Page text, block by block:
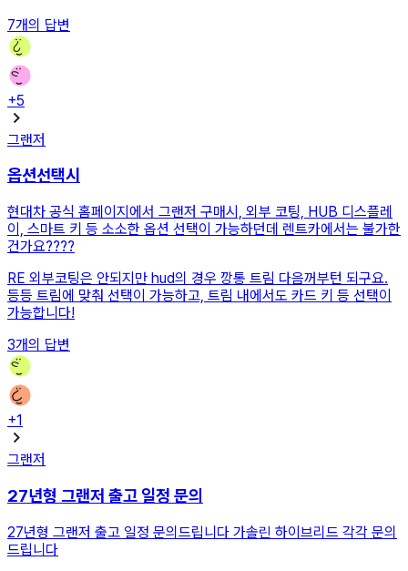
7개의 답변
+5
그랜저
옵션선택시
현대차 공식 홈페이지에서 그랜저 구매시, 외부 코팅, HUB 디스플레
이, 스마트 키 등 소소한 옵션 선택이 가능하던데 렌트카에서는 불가한
건가요????
RE 외부코팅은 안되지만 hud의 경우 깡통 트림 다음꺼부턴 되구요.
등등 트림에 맞춰 선택이 가능하고, 트림 내에서도 카드 키 등 선택이
가능합니다!
3개의 답변
+1
그랜저
27년형 그랜저 출고 일정 문의
27년형 그랜저 출고 일정 문의드립니다 가솔린 하이브리드 각각 문의
드립니다